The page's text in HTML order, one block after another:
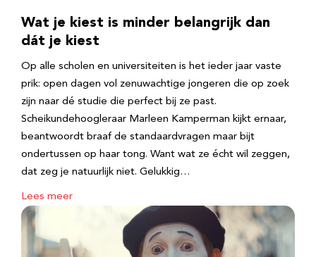
Wat je kiest is minder belangrijk dan
dát je kiest
Op alle scholen en universiteiten is het ieder jaar vaste
prik: open dagen vol zenuwachtige jongeren die op zoek
zijn naar dé studie die perfect bij ze past.
Scheikundehoogleraar Marleen Kamperman kijkt ernaar,
beantwoordt braaf de standaardvragen maar bijt
ondertussen op haar tong. Want wat ze écht wil zeggen,
dat zeg je natuurlijk niet. Gelukkig…
Lees meer